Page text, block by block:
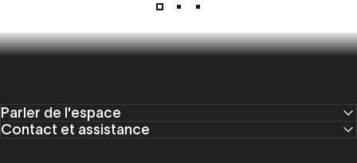
Parler de l'espace
Contact et assistance